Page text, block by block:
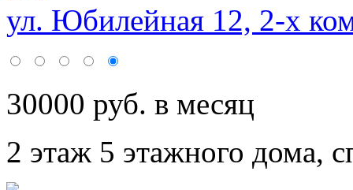
ул. Юбилейная 12, 2-х
30000 руб. в месяц
2 этаж 5 этажного дома,